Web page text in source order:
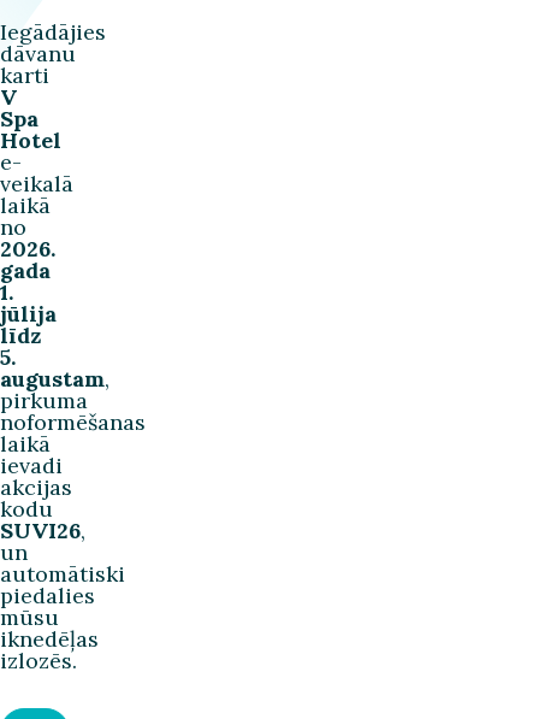
Iegādājies
dāvanu
karti
V
Spa
Hotel
e-
veikalā
laikā
no
2026.
gada
1.
jūlija
līdz
5.
augustam,
pirkuma
noformēšanas
laikā
ievadi
akcijas
kodu
SUVI26,
un
automātiski
piedalies
mūsu
iknedēļas
izlozēs.